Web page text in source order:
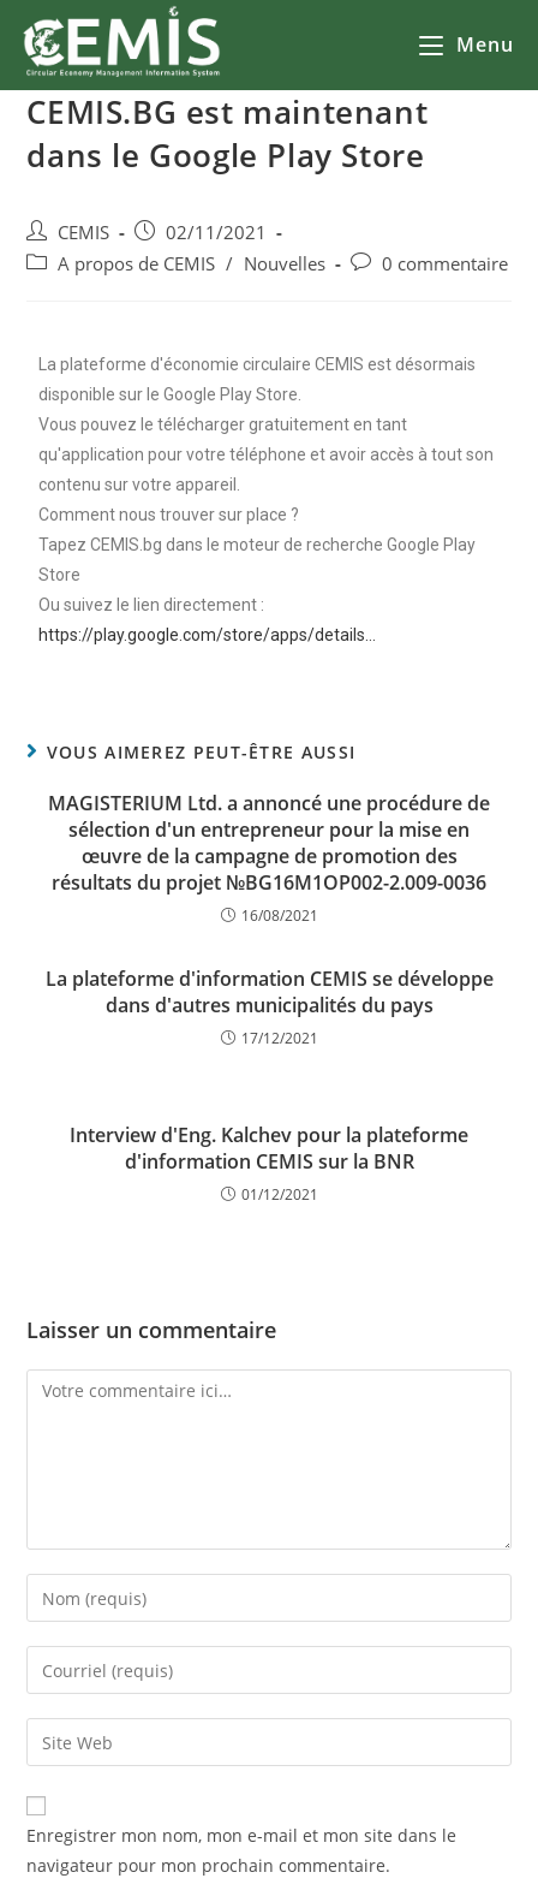
Menu
CEMIS.BG est maintenant
dans le Google Play Store
CEMIS
02/11/2021
A propos de CEMIS / Nouvelles 0 commentaire
La plateforme d'économie circulaire CEMIS est désormais
disponible sur le Google Play Store.
Vous pouvez le télécharger gratuitement en tant
qu'application pour votre téléphone et avoir accès à tout son
contenu sur votre appareil.
Comment nous trouver sur place ?
Tapez CEMIS.bg dans le moteur de recherche Google Play
Store
Ou suivez le lien directement :
https://play.google.com/store/apps/details…
VOUS AIMEREZ PEUT-ÊTRE AUSSI
MAGISTERIUM Ltd. a annoncé une procédure de
sélection d'un entrepreneur pour la mise en
œuvre de la campagne de promotion des
résultats du projet №BG16M1OP002-2.009-0036
16/08/2021
La plateforme d'information CEMIS se développe
dans d'autres municipalités du pays
17/12/2021
Interview d'Eng. Kalchev pour la plateforme
d'information CEMIS sur la BNR
01/12/2021
Laisser un commentaire
Enregistrer mon nom, mon e-mail et mon site dans le
navigateur pour mon prochain commentaire.